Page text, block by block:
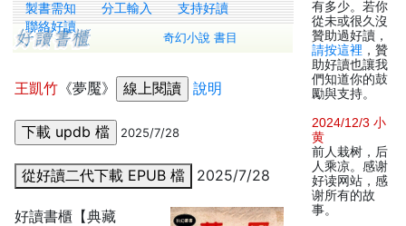
製書需知
分工輸入
支持好讀
聯絡好讀
奇幻小說 書目
王凱竹 《夢魘》 說明
2025/7/28
從好讀二代下載 EPUB 檔 2025/7/28
好讀書櫃【典藏
有多少。若你
從未或很久沒
贊助過好讀，
請按這裡 ，贊
助好讀也讓我
們知道你的鼓
勵與支持。
2024/12/3 小
黄
前人栽树，后
人乘凉。感谢
好读网站，感
谢所有的故
事。